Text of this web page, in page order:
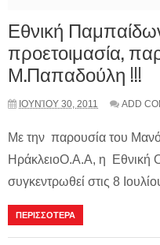
Εθνική
προετοιμασία,
Μ.Παπαδούλη !!!
ΙΟΥΝΊΟΥ 30, 2011 ADD
Με την παρουσία του
ΗράκλειοΟ.Α.Α, η
συγκεντρωθεί στις 8
ΠΕΡΙΣΣΟΤΕΡΑ